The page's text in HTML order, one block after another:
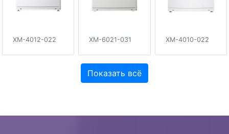
XM-4012-022 XM-6021-031 XM-4010-022
Показать всё